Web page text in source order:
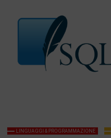
LINGUAGGI & PROGRAMMAZIONE